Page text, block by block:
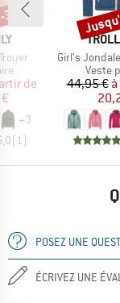
réduit
de
+3
(1)
%
Article
Girl's
Veste
44,95 €
Remise
POSEZ UNE
ÉCRIVEZ UNE